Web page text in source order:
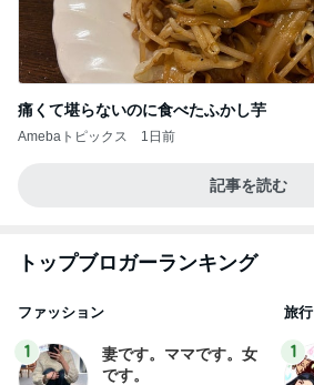
痛くて堪らないのに食べたふかし芋
Amebaトピックス 1日前
記事を読む
トップブロガーランキング
ファッション
1
妻です。ママです。女
です。
旅行
1